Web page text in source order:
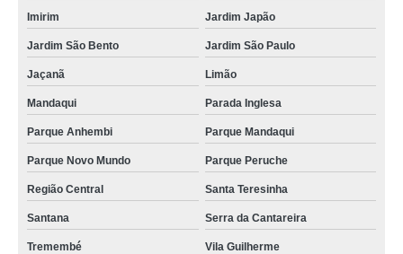
Imirim Jardim Japão
Jardim São Bento Jardim São Paulo
Jaçanã Limão
Mandaqui Parada Inglesa
Parque Anhembi Parque Mandaqui
Parque Novo Mundo Parque Peruche
Região Central Santa Teresinha
Santana Serra da Cantareira
Tremembé Vila Guilherme